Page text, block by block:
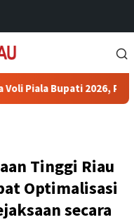
Bupati 2026,
Tinggi Riau
Optimalisasi
secara